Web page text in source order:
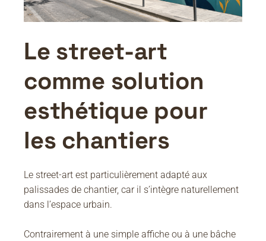
Le street-art
comme solution
esthétique pour
les chantiers
Le street-art est particulièrement adapté aux
palissades de chantier, car il s’intègre naturellement
dans l’espace urbain.
Contrairement à une simple affiche ou à une bâche